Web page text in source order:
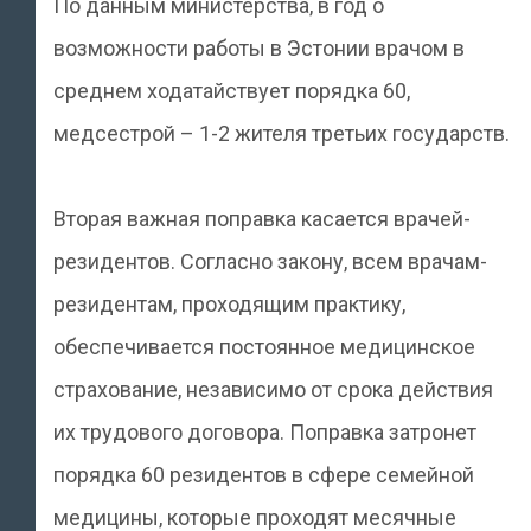
По данным министерства, в год о
возможности работы в Эстонии врачом в
среднем ходатайствует порядка 60,
медсестрой – 1-2 жителя третьих государств.
Вторая важная поправка касается врачей-
резидентов. Согласно закону, всем врачам-
резидентам, проходящим практику,
обеспечивается постоянное медицинское
страхование, независимо от срока действия
их трудового договора. Поправка затронет
порядка 60 резидентов в сфере семейной
медицины, которые проходят месячные